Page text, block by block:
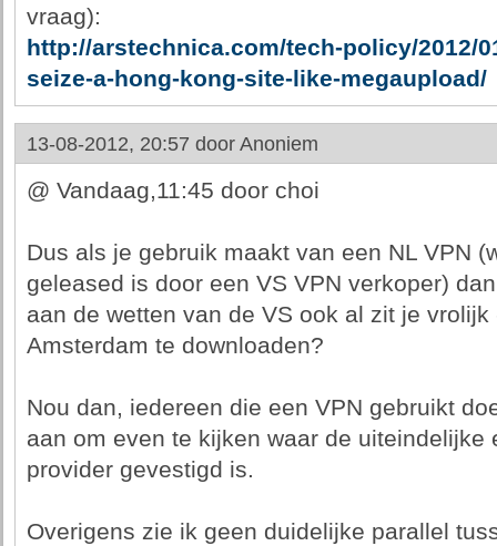
vraag):
http://arstechnica.com/tech-policy/2012/
seize-a-hong-kong-site-like-megaupload/
13-08-2012, 20:57 door Anoniem
@ Vandaag,11:45 door choi
Dus als je gebruik maakt van een NL VPN
geleased is door een VS VPN verkoper)
aan de wetten van de VS ook al zit je
Amsterdam te downloaden?
Nou dan, iedereen die een VPN gebruikt
aan om even te kijken waar de uiteindelijke
provider gevestigd is.
Overigens zie ik geen duidelijke parallel